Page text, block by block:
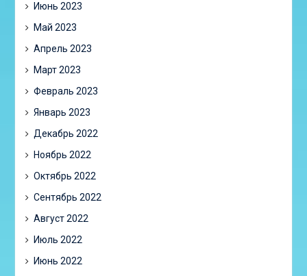
Июнь 2023
Май 2023
Апрель 2023
Март 2023
Февраль 2023
Январь 2023
Декабрь 2022
Ноябрь 2022
Октябрь 2022
Сентябрь 2022
Август 2022
Июль 2022
Июнь 2022